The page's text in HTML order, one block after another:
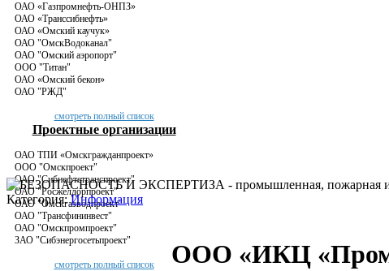
ОАО «Газпромнефть-ОНПЗ»
ОАО «Транссибнефть»
ОАО «Омский каучук»
ОАО "ОмскВодоканал"
ОАО "Омский аэропорт"
ООО "Титан"
ОАО «Омский бекон»
ОАО "РЖД"
смотреть полный список
Проектные организации
ОАО ТПИ «Омскгражданпроект»
ООО "Омскпроект"
ОАО "Сибнефтетранспроект"
ОАО "Росжелдорпроект"
ОАО "Омскгазводпроект"
ОАО "Трансфининвест"
ОАО "Омскпромпроект"
ЗАО "Сибэнергосетьпроект"
смотреть полный список
Категория:Информация
ООО «ИКЦ